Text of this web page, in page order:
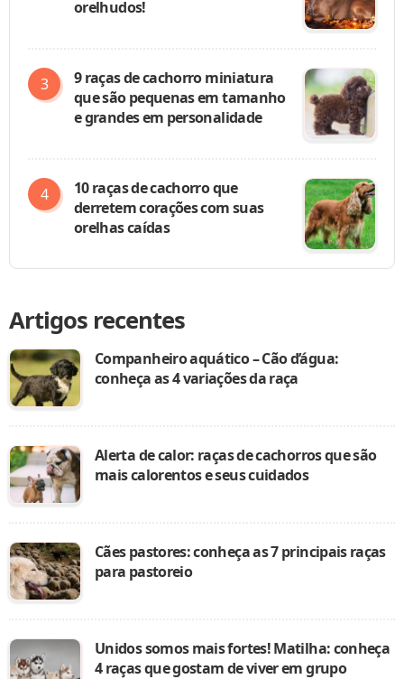
orelhudos!
9 raças de cachorro miniatura
que são pequenas em tamanho
e grandes em personalidade
10 raças de cachorro que
derretem corações com suas
orelhas caídas
Artigos recentes
Companheiro aquático – Cão d’água:
conheça as 4 variações da raça
Alerta de calor: raças de cachorros que são
mais calorentos e seus cuidados
Cães pastores: conheça as 7 principais raças
para pastoreio
Unidos somos mais fortes! Matilha: conheça
4 raças que gostam de viver em grupo